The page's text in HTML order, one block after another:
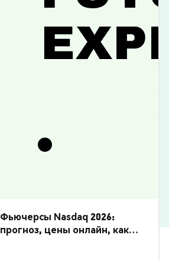
Фьючерсы Nasdaq 2026:
прогноз, цены онлайн, как